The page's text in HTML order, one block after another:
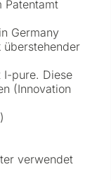
Patentamt
Germany
überstehender
I-pure. Diese
(Innovation
verwendet